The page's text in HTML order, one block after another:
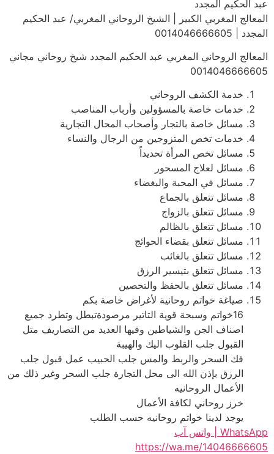
عبد الحكيم المجدد
المعالج المغربي الكبير | الشيخ الروحاني المغربي/ عبد الحكيم
المجدد | 0014046666605
المعالج الروحاني المغربي عبد الحكيم المجدد شيخ روحاني مجاني
0014046666605
خدمة الكشف الروحاني
خدمات خاصة بالمسؤولين وأرباب المناصب
مسائل خاصة بالتجار وأصحاب المحال التجارية
خدمات تخص المتزوجين من الرجال والنساء
مسائل تخص المرأة تحديداً
مسائل لعلاج المسحور
مسائل في المحبة والبغضاء
مسائل تتعلق بالجماع
مسائل تتعلق بالزواج
مسائل تتعلق بالظالم
مسائل تتعلق بقضاء الحوائج
مسائل تتعلق بالغائب
مسائل تتعلق بتيسير الرزق
مسائل تتعلق بالحفظ والتحصين
صياغة خواتم روحانية لأغراض خاصة بكم
16خواتم وسبحة قوية التاتير مرصودةتبطل وتطرد جميع
اصناف الجن والشياطين وفيها العديد من التصاريف متل
القبول جلب القلوب اليك والهيبة
فك السحر والربط والمس جلب الحبيب عمل قبول جلب
الرزق بإذن الله الى محل التجارة جلب السحر وغير ذلك من
الأعمال الروحانيه
خرز روحاني لكافة الأعمال
يوجد لدينا خواتم روحانيه حسب الطلب
WhatsApp | واتس آب
https://wa.me/14046666605